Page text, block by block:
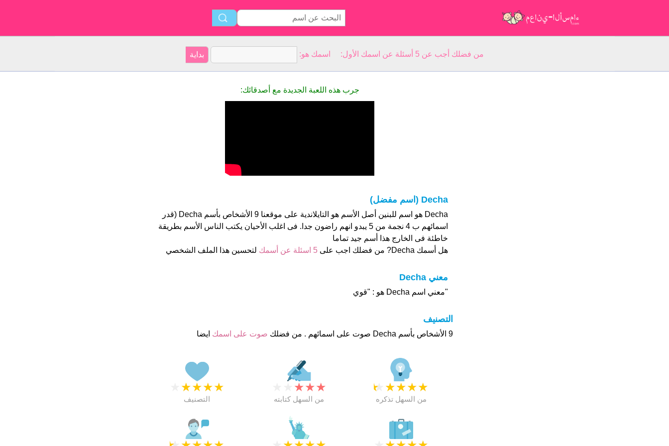
من فضلك أجب عن 5 أسئلة عن اسمك الأول: اسمك هو:
جرب هذه اللعبة الجديدة مع أصدقائك:
Decha (اسم مفضل)
Decha هو اسم للبنين أصل الأسم هو التايلاندية على موقعنا 9 الأشخاص بأسم Decha (قدر
اسمائهم ب 4 نجمة من 5 يبدو انهم راضون جدا. فى اغلب الأحيان يكتب الناس الأسم بطريقة
خاطئة فى الخارج هذا أسم جيد تماما
هل أسمك Decha? من فضلك اجب على
5 اسئلة عن أسمك لتحسين هذا الملف الشخصي
معني Decha
"معني اسم Decha هو : "قوي
التصنيف
9 الأشخاص بأسم Decha صوت على اسمائهم . من فضلك صوت على اسمك ايضا
★
★
★
★
التصنيف
★
★
★
من السهل كتابته
★
★
★
★
★
من السهل تذكره